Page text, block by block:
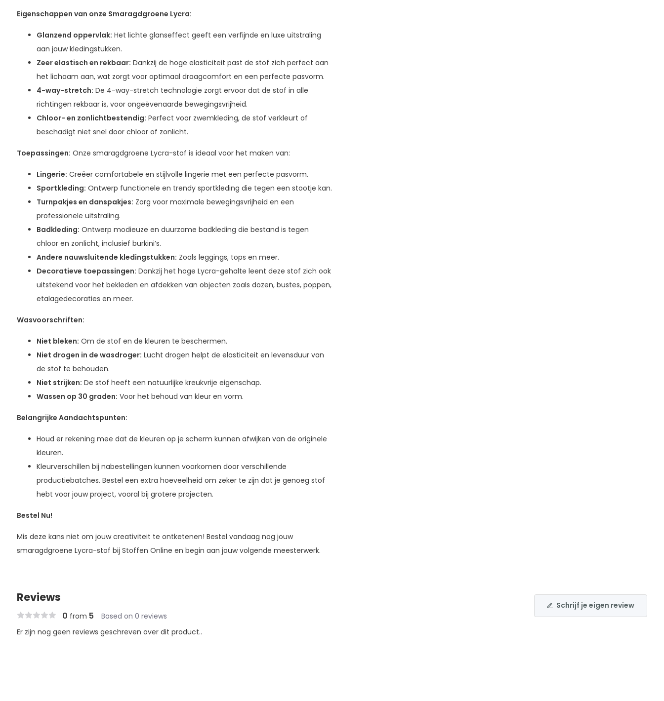
Eigenschappen van onze Smaragdgroene Lycra:
Glanzend oppervlak: Het lichte glanseffect geeft een verfijnde en luxe uitstraling
aan jouw kledingstukken.
Zeer elastisch en rekbaar: Dankzij de hoge elasticiteit past de stof zich perfect aan
het lichaam aan, wat zorgt voor optimaal draagcomfort en een perfecte pasvorm.
4-way-stretch: De 4-way-stretch technologie zorgt ervoor dat de stof in alle
richtingen rekbaar is, voor ongeëvenaarde bewegingsvrijheid.
Chloor- en zonlichtbestendig: Perfect voor zwemkleding, de stof verkleurt of
beschadigt niet snel door chloor of zonlicht.
Toepassingen: Onze smaragdgroene Lycra-stof is ideaal voor het maken van:
Lingerie: Creëer comfortabele en stijlvolle lingerie met een perfecte pasvorm.
Sportkleding: Ontwerp functionele en trendy sportkleding die tegen een stootje kan.
Turnpakjes en danspakjes: Zorg voor maximale bewegingsvrijheid en een
professionele uitstraling.
Badkleding: Ontwerp modieuze en duurzame badkleding die bestand is tegen
chloor en zonlicht, inclusief burkini’s.
Andere nauwsluitende kledingstukken: Zoals leggings, tops en meer.
Decoratieve toepassingen: Dankzij het hoge Lycra-gehalte leent deze stof zich ook
uitstekend voor het bekleden en afdekken van objecten zoals dozen, bustes, poppen,
etalagedecoraties en meer.
Wasvoorschriften:
Niet bleken: Om de stof en de kleuren te beschermen.
Niet drogen in de wasdroger: Lucht drogen helpt de elasticiteit en levensduur van
de stof te behouden.
Niet strijken: De stof heeft een natuurlijke kreukvrije eigenschap.
Wassen op 30 graden: Voor het behoud van kleur en vorm.
Belangrijke Aandachtspunten:
Houd er rekening mee dat de kleuren op je scherm kunnen afwijken van de originele
kleuren.
Kleurverschillen bij nabestellingen kunnen voorkomen door verschillende
productiebatches. Bestel een extra hoeveelheid om zeker te zijn dat je genoeg stof
hebt voor jouw project, vooral bij grotere projecten.
Bestel Nu!
Mis deze kans niet om jouw creativiteit te ontketenen! Bestel vandaag nog jouw
smaragdgroene Lycra-stof bij Stoffen Online en begin aan jouw volgende meesterwerk.
Reviews
0 from 5 Based on 0 reviews
Schrijf je eigen review
Er zijn nog geen reviews geschreven over dit product..